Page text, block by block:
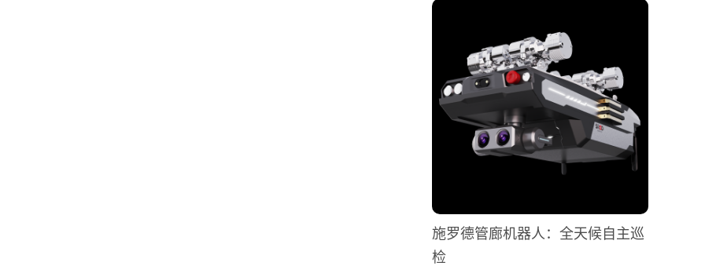
施罗德管廊机器人：全天候自主巡
检